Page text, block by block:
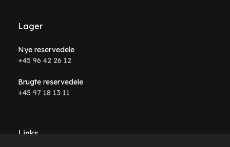
Lager
Nye reservedele
+45 96 42 26 12
Brugte reservedele
+45 97 18 13 11
Links